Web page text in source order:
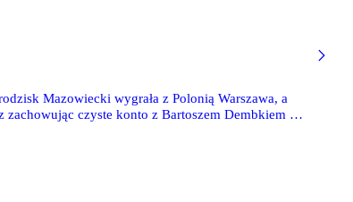
Mazowiecki wygrała z Polonią Warszawa, a
czyste konto z Bartoszem Dembkiem w